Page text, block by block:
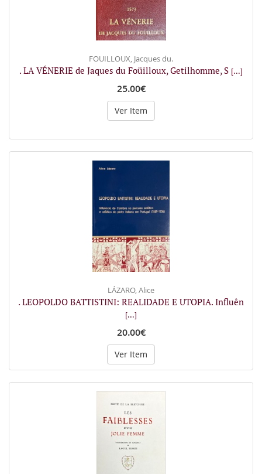
FOUILLOUX, Jacques du.
. LA VÉNERIE de Jaques du Foüilloux, Getilhomme, S [...]
25.00€
Ver Item
LÁZARO, Alice
. LEOPOLDO BATTISTINI: REALIDADE E UTOPIA. Influên
[...]
20.00€
Ver Item